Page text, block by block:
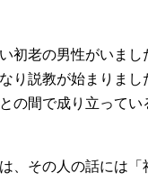
初老の男性がいま
り説教が始まりま
の間で成り立って
、その人の話には